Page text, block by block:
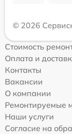
© 2026
Стоимость
Оплата и
Контакты
Вакансии
О компании
Ремонтируемые
Наши услуги
Согласие на